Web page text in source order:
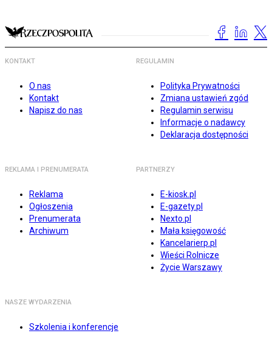
KONTAKT
O nas
Kontakt
Napisz do nas
REGULAMIN
Polityka Prywatności
Zmiana ustawień zgód
Regulamin serwisu
Informacje o nadawcy
Deklaracja dostępności
REKLAMA I PRENUMERATA
Reklama
Ogłoszenia
Prenumerata
Archiwum
PARTNERZY
E-kiosk.pl
E-gazety.pl
Nexto.pl
Mała księgowość
Kancelarierp.pl
Wieści Rolnicze
Życie Warszawy
NASZE WYDARZENIA
Szkolenia i konferencje